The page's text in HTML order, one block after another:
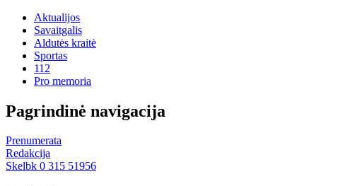
Aktualijos
Savaitgalis
Aldutės kraitė
Sportas
112
Pro memoria
Pagrindinė navigacija
Prenumerata
Redakcija
Skelbk 0 315 51956